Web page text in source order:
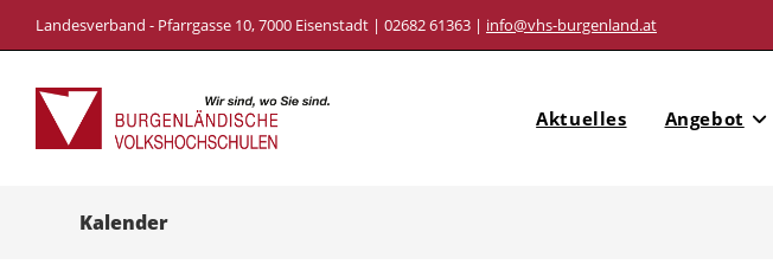
Landesverband - Pfarrgasse 10, 7000 Eisenstadt | 02682 61363 | info@vhs-burgenland.at
Aktuelles Angebot
Kalender